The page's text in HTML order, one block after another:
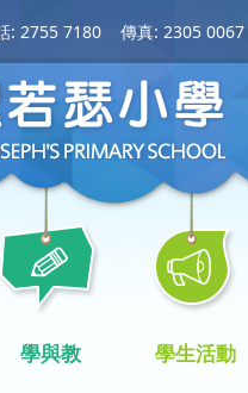
: 2755 7180 傳真: 2305 0067
學與教 學生活動